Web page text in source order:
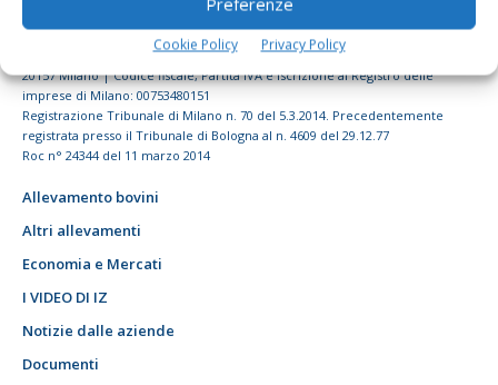
Cookie Policy Privacy Policy
© Tecniche Nuove Spa. Tutti i diritti riservati. Sede legale Via Eritrea 21 -
20157 Milano | Codice fiscale, Partita IVA e Iscrizione al Registro delle
imprese di Milano: 00753480151
Registrazione Tribunale di Milano n. 70 del 5.3.2014. Precedentemente
registrata presso il Tribunale di Bologna al n. 4609 del 29.12.77
Roc n° 24344 del 11 marzo 2014
Allevamento bovini
Altri allevamenti
Economia e Mercati
I VIDEO DI IZ
Notizie dalle aziende
Documenti